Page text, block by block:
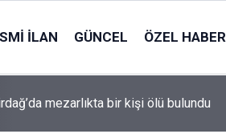
İLAN GÜNCEL ÖZEL HABER
mezarlıkta bir kişi ölü bulundu